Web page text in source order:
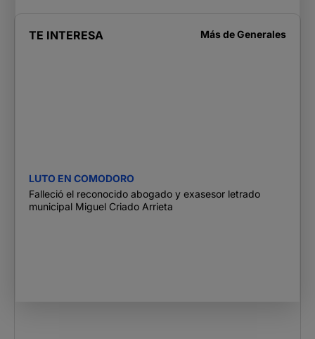
TE INTERESA Más deGenerales
LUTO EN COMODORO
Falleció el reconocido abogado y exasesor letrado
municipal Miguel Criado Arrieta